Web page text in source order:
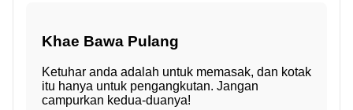
Khae Bawa Pulang
Ketuhar anda adalah untuk memasak, dan kotak
itu hanya untuk pengangkutan. Jangan
campurkan kedua-duanya!